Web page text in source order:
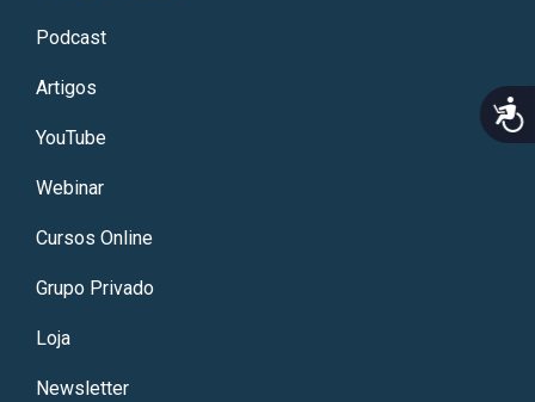
Podcast
Artigos
YouTube
Webinar
Cursos Online
Grupo Privado
Loja
Newsletter